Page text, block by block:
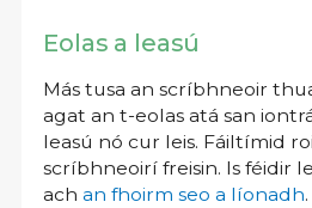
Eolas a leasú
Más tusa an scríbhneoir
agat an t-eolas atá san
leasú nó cur leis. Fáiltímid
scríbhneoirí freisin. Is féidir
ach an fhoirm seo a líonadh